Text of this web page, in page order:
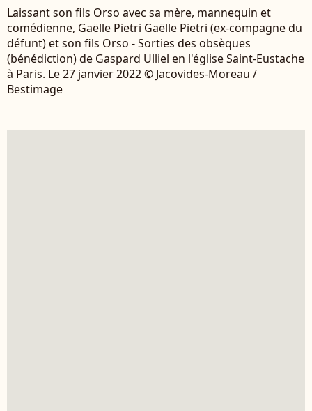
Laissant son fils Orso avec sa mère, mannequin et
comédienne, Gaëlle Pietri Gaëlle Pietri (ex-compagne du
défunt) et son fils Orso - Sorties des obsèques
(bénédiction) de Gaspard Ulliel en l'église Saint-Eustache
à Paris. Le 27 janvier 2022 © Jacovides-Moreau /
Bestimage